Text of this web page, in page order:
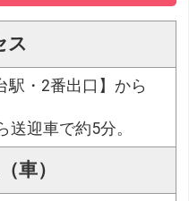
ス
駅・2番出口】から
送迎車で約5分。
車）